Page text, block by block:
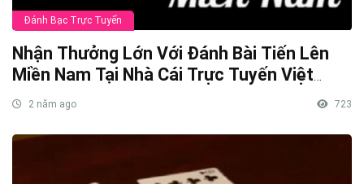
Đánh Bạc Trực Tuyến
Nhận Thưởng Lớn Với Đánh Bài Tiến Lên
Miền Nam Tại Nhà Cái Trực Tuyến Việt
Nam2 năm ago 723